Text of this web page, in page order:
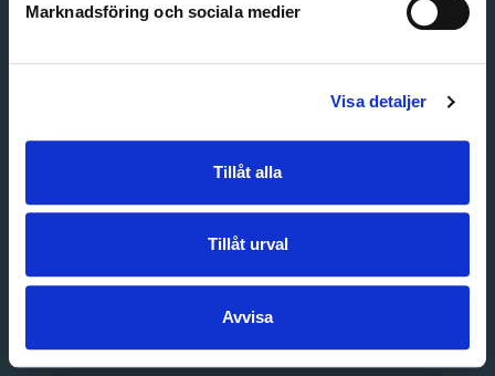
Marknadsföring och sociala medier
Visa detaljer
Tillåt alla
Tillåt urval
Avvisa